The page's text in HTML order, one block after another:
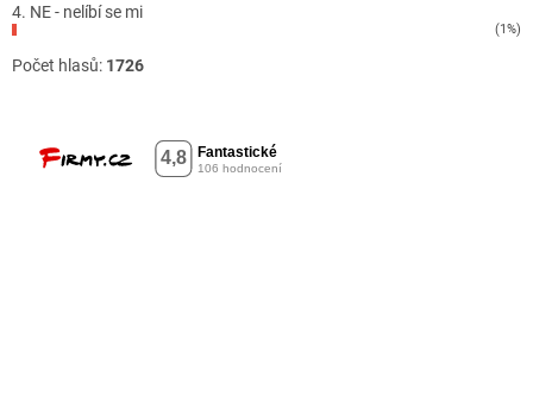
4. NE - nelíbí se mi
(1%)
Počet hlasů: 1726